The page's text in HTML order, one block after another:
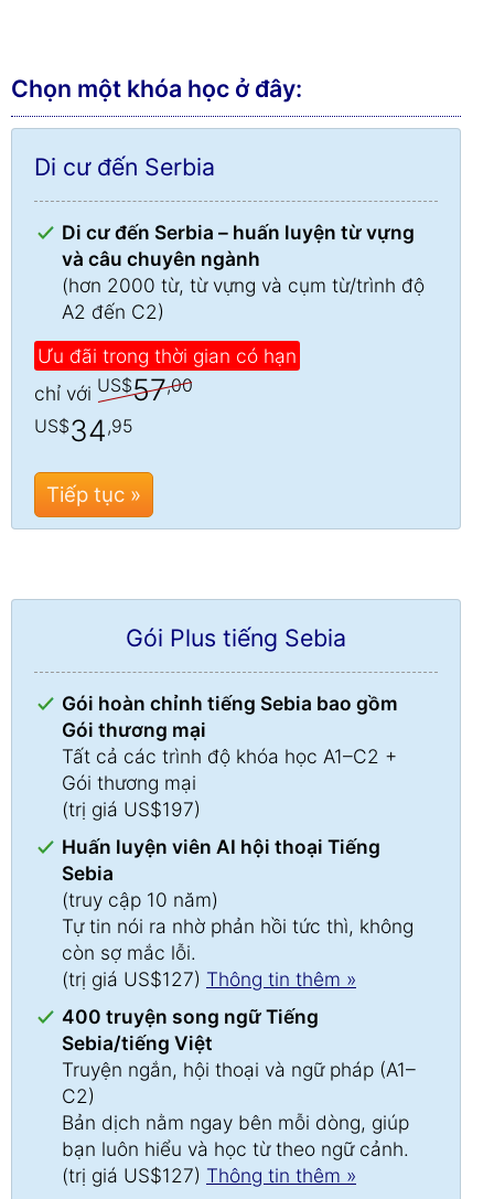
Chọn một khóa học ở đây:
Di cư đến Serbia
Di cư đến Serbia – huấn luyện từ vựng
và câu chuyên ngành
(hơn 2000 từ, từ vựng và cụm từ/trình độ
A2 đến C2)
Ưu đãi trong thời gian có hạn
chỉ với US$57,00
US$34 ,95
Tiếp tục »
Gói Plus tiếng Sebia
Gói hoàn chỉnh tiếng Sebia bao gồm
Gói thương mại
Tất cả các trình độ khóa học A1–C2 +
Gói thương mại
(trị giá US$197)
Huấn luyện viên AI hội thoại Tiếng
Sebia
(truy cập 10 năm)
Tự tin nói ra nhờ phản hồi tức thì, không
còn sợ mắc lỗi.
(trị giá US$127) Thông tin thêm »
400 truyện song ngữ Tiếng
Sebia/tiếng Việt
Truyện ngắn, hội thoại và ngữ pháp (A1–
C2)
Bản dịch nằm ngay bên mỗi dòng, giúp
bạn luôn hiểu và học từ theo ngữ cảnh.
(trị giá US$127) Thông tin thêm »